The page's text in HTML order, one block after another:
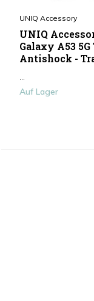
UNIQ Accessory
UNIQ
Galaxy A53
Antishock -
...
Auf Lager